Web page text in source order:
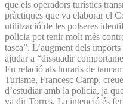
que els operadors turístics
pràctiques que va elaborar el
utilització de les polseres
policia pot tenir molt més
tasca”. L’augment dels
ajudar a “dissuadir
En relació als horaris de
Turisme, Francesc Camp,
d’estudiar amb la policia, ja
va dir Torres. La intenció és